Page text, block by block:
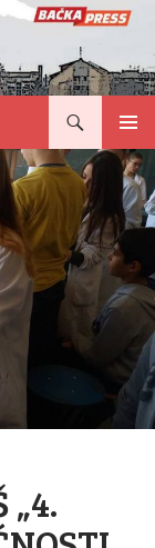
„4.